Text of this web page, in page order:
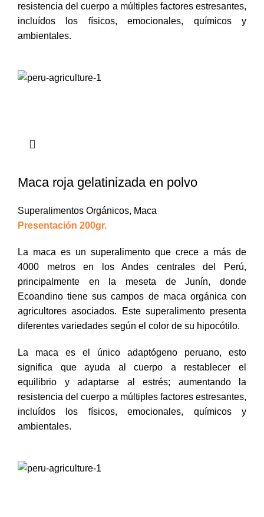
resistencia del cuerpo a múltiples factores estresantes,
incluídos los físicos, emocionales, químicos y
ambientales.
Maca roja gelatinizada en polvo
Superalimentos Orgánicos, Maca
Presentación 200gr.
La maca es un superalimento que crece a más de
4000 metros en los Andes centrales del Perú,
principalmente en la meseta de Junín, donde
Ecoandino tiene sus campos de maca orgánica con
agricultores asociados. Este superalimento presenta
diferentes variedades según el color de su hipocótilo.
La maca es el único adaptógeno peruano, esto
significa que ayuda al cuerpo a restablecer el
equilibrio y adaptarse al estrés; aumentando la
resistencia del cuerpo a múltiples factores estresantes,
incluídos los físicos, emocionales, químicos y
ambientales.